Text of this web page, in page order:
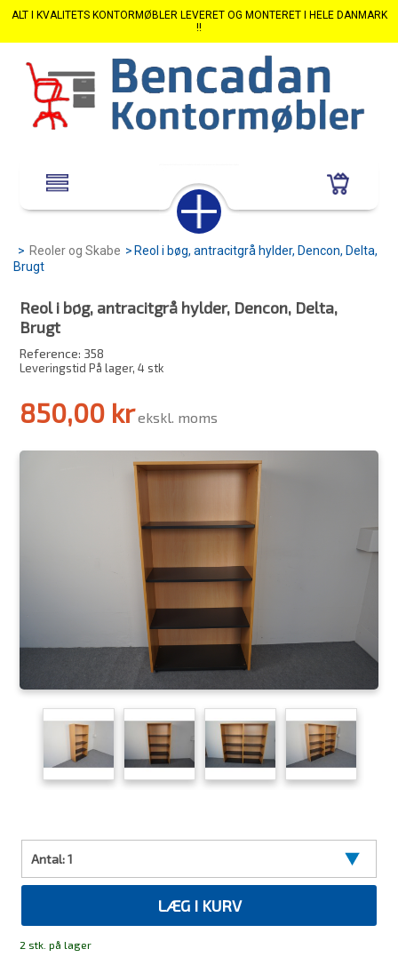
ALT I KVALITETS KONTORMØBLER LEVERET OG MONTERET I HELE DANMARK
!!
> Reoler og Skabe > Reol i bøg, antracitgrå hylder, Dencon, Delta,
Brugt
Reol i bøg, antracitgrå hylder, Dencon, Delta,
Brugt
Reference: 358
Leveringstid På lager, 4 stk
850,00 krekskl. moms
Antal:1
LÆG I KURV
2 stk. på lager